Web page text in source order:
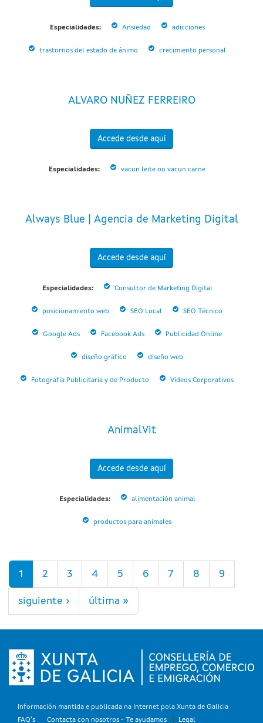
Especialidades: Ansiedad adicciones
trastornos del estado de ánimo crecimiento personal
ALVARO NUÑEZ FERREIRO
Accede desde aquí
Especialidades: vacun leite ou vacun carne
Always Blue | Agencia de Marketing Digital
Accede desde aquí
Especialidades: Consultor de Marketing Digital
posicionamiento web SEO Local SEO Técnico
Google Ads Facebook Ads Publicidad Online
diseño gráfico diseño web
Fotografía Publicitaria y de Producto Vídeos Corporativos
AnimalVit
Accede desde aquí
Especialidades: alimentación animal
productos para animales
Páginas
1 2 3 4 5 6 7 8 9
siguiente › última »
Información mantida e publicada na Internet pola Xunta de Galicia
FAQ's
Contacta con nosotros - Te ayudamos Legal